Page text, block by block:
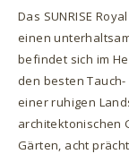
Das SUNRISE
einen
befindet sich im
den besten
einer ruhigen
architektonischen
Gärten, acht